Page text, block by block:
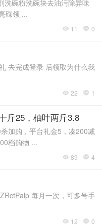
洗碗粉洗碗块去油污除异味
碟领 ...
 11  0
去完成登录 后领取为什么我
 22  1
斤25，柚叶两斤3.8
加购，平台礼金5，凑200减
档购物 ...
 89  4
每月一次，可多号手
 12  0